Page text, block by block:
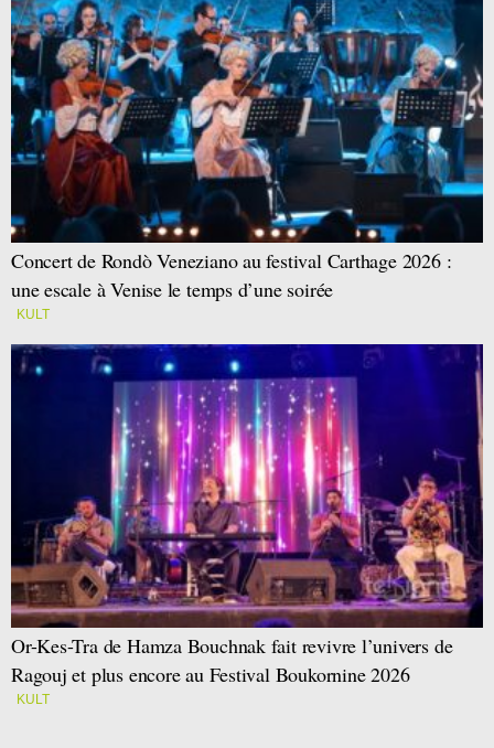
Concert de Rondò Veneziano au festival Carthage 2026 :
une escale à Venise le temps d’une soirée
KULT
Or-Kes-Tra de Hamza Bouchnak fait revivre l’univers de
Ragouj et plus encore au Festival Boukornine 2026
KULT